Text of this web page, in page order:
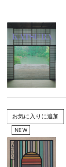
NEW